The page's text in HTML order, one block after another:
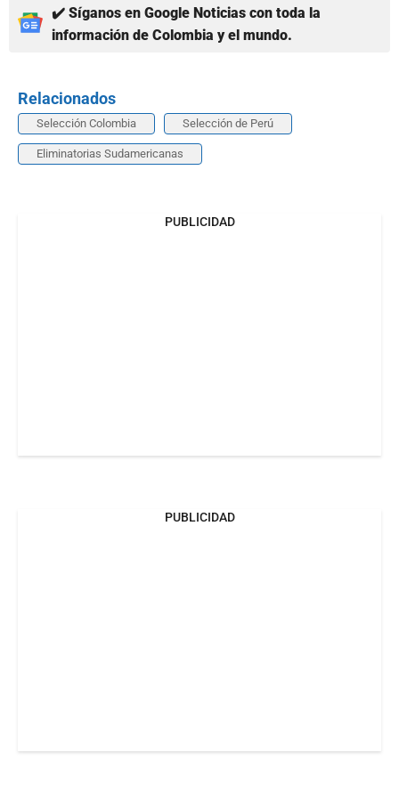
✔️ Síganos en Google Noticias con toda la
información de Colombia y el mundo.
Relacionados
Selección Colombia Selección de Perú
Eliminatorias Sudamericanas
PUBLICIDAD
PUBLICIDAD